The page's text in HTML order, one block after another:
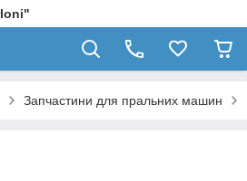
Запчастини для пральних машин